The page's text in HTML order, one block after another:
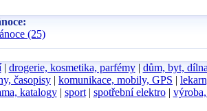
(25)
| drogerie, kosmetika, parfémy| dům, byt,
časopisy | komunikace, mobily, GPS |
katalogy| sport| spotřební elektro|